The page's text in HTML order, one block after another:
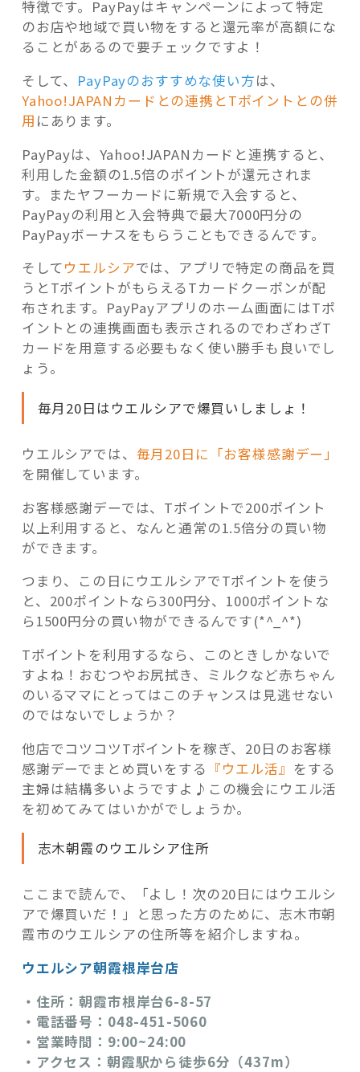
特徴です。PayPayはキャンペーンによって特定
のお店や地域で買い物をすると還元率が高額にな
ることがあるので要チェックですよ！
そして、 PayPayのおすすめな使い方は、
Yahoo!JAPANカードとの連携とTポイントとの併
用 にあります。
PayPayは、Yahoo!JAPANカードと連携すると、
利用した金額の1.5倍のポイントが還元されま
す。またヤフーカードに新規で入会すると、
PayPayの利用と入会特典で最大7000円分の
PayPayボーナスをもらうこともできるんです。
そしてウエルシアでは、アプリで特定の商品を買
うとTポイントがもらえるTカードクーポンが配
布されます。PayPayアプリのホーム画面にはTポ
イントとの連携画面も表示されるのでわざわざT
カードを用意する必要もなく使い勝手も良いでし
ょう。
毎月20日はウエルシアで爆買いしましょ！
ウエルシアでは、 毎月20日に「お客様感謝デー」
を開催しています。
お客様感謝デーでは、Tポイントで200ポイント
以上利用すると、なんと通常の1.5倍分の買い物
ができます。
つまり、この日にウエルシアでTポイントを使う
と、200ポイントなら300円分、1000ポイントな
ら1500円分の買い物ができるんです(*^_^*)
Tポイントを利用するなら、このときしかないで
すよね！おむつやお尻拭き、ミルクなど赤ちゃん
のいるママにとってはこのチャンスは見逃せない
のではないでしょうか？
他店でコツコツTポイントを稼ぎ、20日のお客様
感謝デーでまとめ買いをする 『ウエル活』 をする
主婦は結構多いようですよ♪この機会にウエル活
を初めてみてはいかがでしょうか。
志木朝霞のウエルシア住所
ここまで読んで、「よし！次の20日にはウエルシ
アで爆買いだ！」と思った方のために、志木市朝
霞市のウエルシアの住所等を紹介しますね。
ウエルシア朝霞根岸台店
・住所：朝霞市根岸台6-8-57
・電話番号：048-451-5060
・営業時間：9:00~24:00
・アクセス：朝霞駅から徒歩6分（437m）